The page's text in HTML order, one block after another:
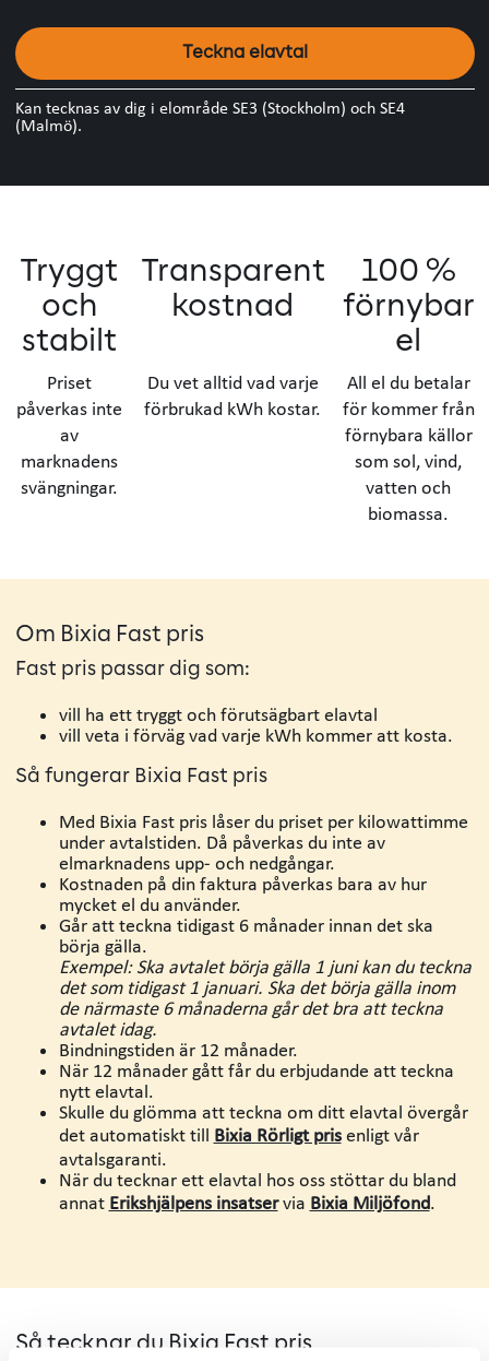
Teckna elavtal
Kan tecknas av dig i elområdeSE3 (Stockholm) och SE4
(Malmö).
Tryggt
och
stabilt
Priset
påverkas inte
av
marknadens
svängningar.
Transparent
kostnad
Du vet alltid vad varje
förbrukad kWh kostar.
100 %
förnybar
el
All el du betalar
för kommer från
förnybara källor
som sol, vind,
vatten och
biomassa.
Om Bixia Fast pris
Fast pris passar dig som:
vill ha ett tryggt och förutsägbart elavtal
vill veta i förväg vad varje kWh kommer att kosta.
Så fungerar Bixia Fast pris
Med Bixia Fast pris låser du priset per kilowattimme
under avtalstiden. Då påverkas du inte av
elmarknadens upp- och nedgångar.
Kostnaden på din faktura påverkas bara av hur
mycket el du använder.
Går att teckna tidigast 6 månader innan det ska
börja gälla.
Exempel: Ska avtalet börja gälla 1 juni kan du teckna
det som tidigast 1 januari. Ska det börja gälla inom
de närmaste 6 månaderna går det bra att teckna
avtalet idag.
Bindningstiden är 12 månader.
När 12 månader gått får du erbjudande att teckna
nytt elavtal.
Skulle du glömma att teckna om ditt elavtal övergår
det automatiskt till Bixia Rörligt prisenligt vår
avtalsgaranti.
När du tecknar ett elavtal hos oss stöttar du bland
annat Erikshjälpens insatservia Bixia Miljöfond.
Så tecknar du Bixia Fast pris